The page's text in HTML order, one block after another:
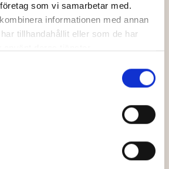
som vi samarbetar med.
informationen med annan
tillhandahållit eller som de har
FLER VISNINGAR